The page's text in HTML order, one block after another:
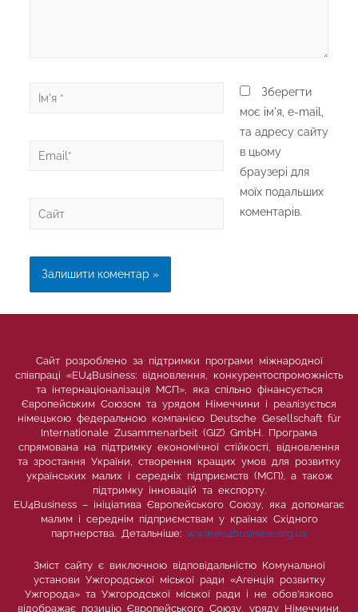
Ім'я
Email*
Сайт
Зберегти
моє ім'я, e-mail,
та адресу сайту
в цьому
браузері для
моїх подальших
коментарів.
Сайт розроблено за підтримки програми міжнародної
співпраці «EU4Business: відновлення, конкурентоспроможність
та інтернаціоналізація МСП», яка спільно фінансується
Європейським Союзом та урядом Німеччини і реалізується
німецькою федеральною компанією Deutsche Gesellschaft für
Internationale Zusammenarbeit (GIZ) GmbH. Програма
спрямована на підтримку економічної стійкості, відновлення
та зростання України, створення кращих умов для розвитку
українських малих і середніх підприємств (МСП), а також
підтримку інновацій та експорту.
EU4Business – ініціатива Європейського Союзу, яка допомагає
малим і середнім підприємствам у країнах Східного
партнерства. Детальніше: www.eu4business.org.ua
Зміст сайту є виключною відповідальністю Комунальної
установи Ужгородської міської ради «Агенція розвитку
Ужгорода» та Ужгородської міської ради і не обов’язково
відображає позицію Європейського Союзу, уряду Німеччини,